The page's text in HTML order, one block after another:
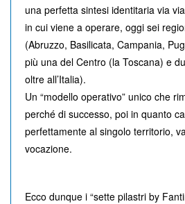
una perfetta sintesi identitaria via
in cui viene a operare, oggi sei
(Abruzzo, Basilicata, Campania,
più una del Centro (la Toscana) e
oltre all’Italia).
Un “modello operativo” unico che
perché di successo, poi in quanto
perfettamente al singolo territorio,
vocazione.
Ecco dunque i “sette pilastri by